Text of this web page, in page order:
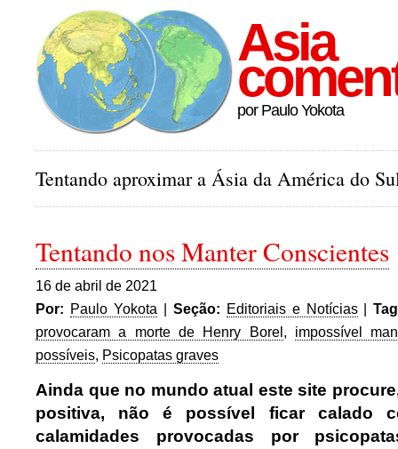
Asia
por Paulo Yokota
Tentando aproximar a Ásia da América do
Tentando nos Manter Conscientes
16 de abril de 2021
Por: Paulo Yokota | Seção: Editoriais e Notícias|
provocaram a morte de Henry Borel, impossível
possíveis, Psicopatas graves
Ainda que no mundo atual este site
positiva, não é possível ficar calado
calamidades provocadas por